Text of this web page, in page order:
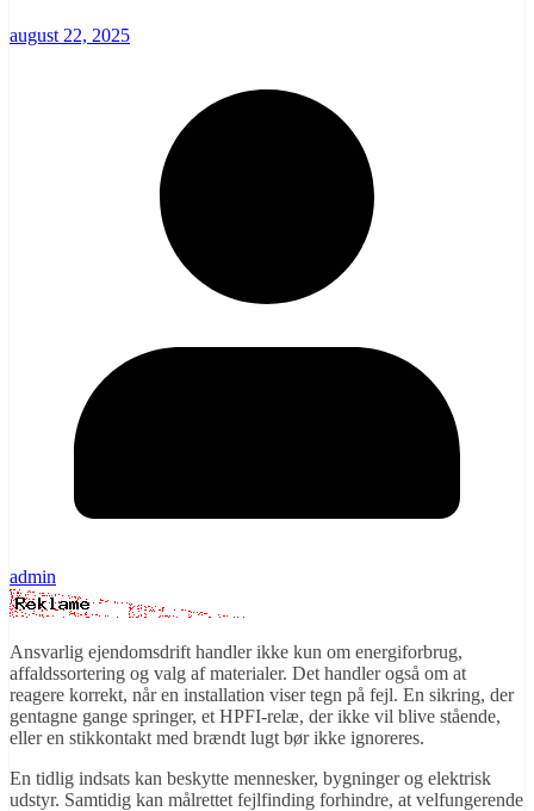
august 22, 2025
admin
Ansvarlig ejendomsdrift handler ikke kun om energiforbrug,
affaldssortering og valg af materialer. Det handler også om at
reagere korrekt, når en installation viser tegn på fejl. En sikring, der
gentagne gange springer, et HPFI-relæ, der ikke vil blive stående,
eller en stikkontakt med brændt lugt bør ikke ignoreres.
En tidlig indsats kan beskytte mennesker, bygninger og elektrisk
udstyr. Samtidig kan målrettet fejlfinding forhindre, at velfungerende